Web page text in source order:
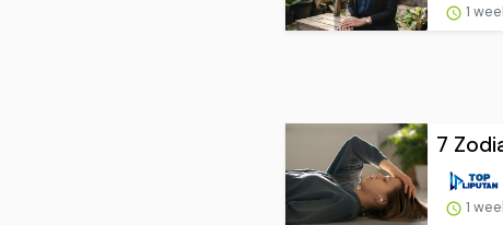
1
7
1